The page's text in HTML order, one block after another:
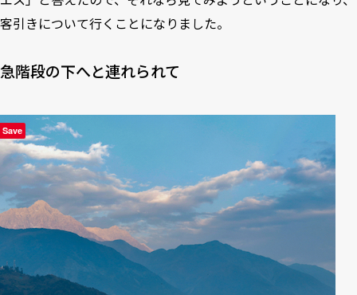
客引きについて行くことになりました。
急階段の下へと連れられて
Save